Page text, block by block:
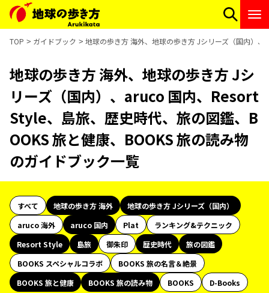
TOP ガイドブック 地球の歩き方 海外、地球の歩き方 Jシリーズ（国内）
地球の歩き方 海外、地球の歩き方 Jシ
リーズ（国内）、aruco 国内、Resort
Style、島旅、歴史時代、旅の図鑑、B
OOKS 旅と健康、BOOKS 旅の読み物
のガイドブック一覧
すべて 地球の歩き方 海外
地球の歩き方 Jシリーズ（国内）
aruco 海外
aruco 国内 Plat
ランキング&テクニック
Resort Style
島旅 御朱印 歴史時代
旅の図鑑
BOOKS スペシャルコラボ
BOOKS 旅の名言＆絶景
BOOKS 旅と健康
BOOKS 旅の読み物 BOOKS
D-Books